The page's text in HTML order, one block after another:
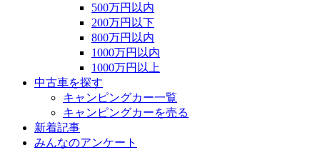
500万円以内
200万円以下
800万円以内
1000万円以内
1000万円以上
中古車を探す
キャンピングカー一覧
キャンピングカーを売る
新着記事
みんなのアンケート